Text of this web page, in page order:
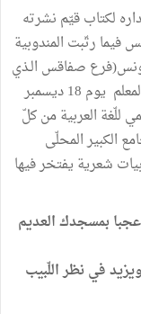
لكتاب قيّم نشرته
رتّبت المندوبية
صفاقس الـذي
يديره باقتدار آدريان قيون) زيارة ميدانية لهذا المعلم يوم 18 ديسمبر
للّغة العربية من كلّ
الكبير المحلّى
شعرية يفتخر فيها
بمسجدك العديم
في نظر اللّبيب